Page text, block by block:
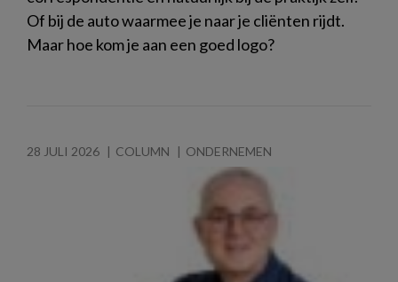
Of bij de auto waarmee je naar je cliënten rijdt.
Maar hoe kom je aan een goed logo?
28 JULI 2026 COLUMN ONDERNEMEN